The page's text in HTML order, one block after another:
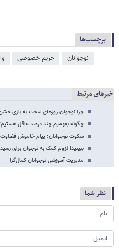
برچسب‌ها
نوجوانان حریم خصوصی
خبرهای مرتبط
چرا نوجوان روزهای سخت به بازی
چگونه بفهمیم چند درصد عاقل
سکوت نوجوانان؛ پیام خاموش
ببینید| لزوم کمک به نوجوان برای
مدیریت آموزشی نوجوانان کمال‌گرا
نظر شما